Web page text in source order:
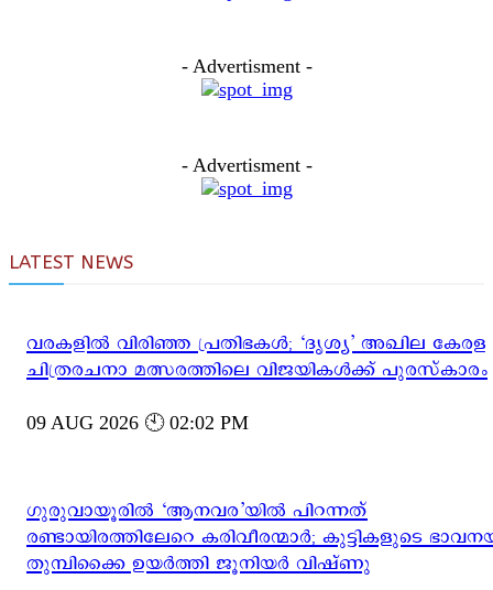
- Advertisment -
- Advertisment -
LATEST NEWS
വരകളിൽ വിരിഞ്ഞ പ്രതിഭകൾ; ‘ദൃശ്യ’ അഖില കേരള
ചിത്രരചനാ മത്സരത്തിലെ വിജയികൾക്ക് പുരസ്‌കാരം
09 AUG 2026 🕙 02:02 PM
ഗുരുവായൂരിൽ ‘ആനവര’യിൽ പിറന്നത്
രണ്ടായിരത്തിലേറെ കരിവീരന്മാർ; കുട്ടികളുടെ
തുമ്പിക്കൈ ഉയർത്തി ജൂനിയർ വിഷ്ണു